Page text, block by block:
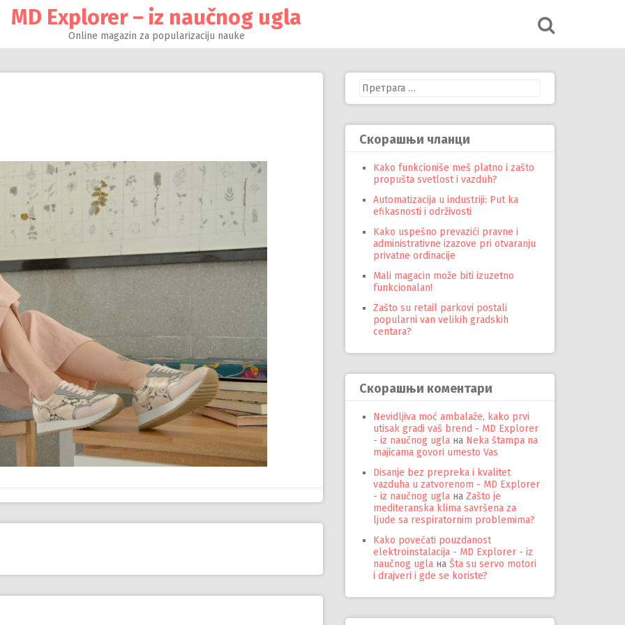
MD Explorer – iz naučnog ugla
Online magazin za popularizaciju nauke
Претрага
за:
Скорашњи чланци
Kako funkcioniše meš platno i zašto
propušta svetlost i vazduh?
Automatizacija u industriji: Put ka
efikasnosti i održivosti
Kako uspešno prevazići pravne i
administrativne izazove pri otvaranju
privatne ordinacije
Mali magacin može biti izuzetno
funkcionalan!
Zašto su retail parkovi postali
popularni van velikih gradskih
centara?
Скорашњи коментари
Nevidljiva moć ambalaže, kako prvi
utisak gradi vaš brend - MD Explorer
- iz naučnog ugla на Neka štampa na
majicama govori umesto Vas
Disanje bez prepreka i kvalitet
vazduha u zatvorenom - MD Explorer
- iz naučnog ugla на Zašto je
mediteranska klima savršena za
ljude sa respiratornim problemima?
Kako povećati pouzdanost
elektroinstalacija - MD Explorer - iz
naučnog ugla на Šta su servo motori
i drajveri i gde se koriste?